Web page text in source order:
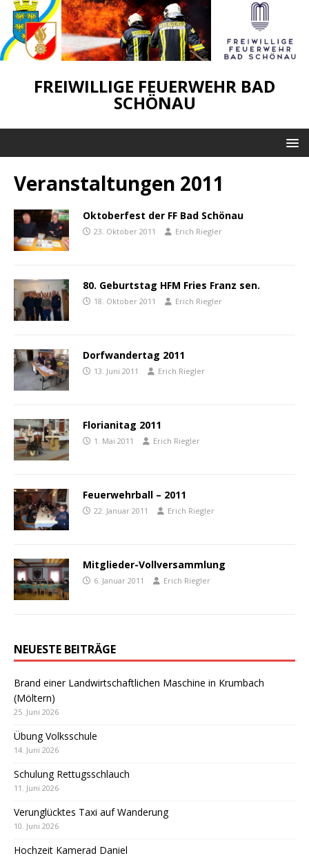
FREIWILLIGE FEUERWEHR BAD
SCHÖNAU
Veranstaltungen 2011
Oktoberfest der FF Bad Schönau
23. Oktober 2011 Erich Riegler
80. Geburtstag HFM Fries Franz sen.
18. Oktober 2011 Erich Riegler
Dorfwandertag 2011
13. Juni 2011 Erich Riegler
Florianitag 2011
1. Mai 2011 Erich Riegler
Feuerwehrball – 2011
22. Januar 2011 Erich Riegler
Mitglieder-Vollversammlung
6. Januar 2011 Erich Riegler
NEUESTE BEITRÄGE
Brand einer Landwirtschaftlichen Maschine in Krumbach
(Möltern)
25. Juni 2026
Übung Volksschule
14. Juni 2026
Schulung Rettugsschlauch
11. Juni 2026
Verunglücktes Taxi auf Wanderung
10. Juni 2026
Hochzeit Kamerad Daniel